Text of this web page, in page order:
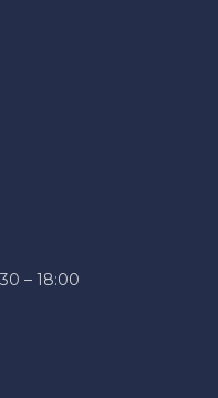
– 18:00